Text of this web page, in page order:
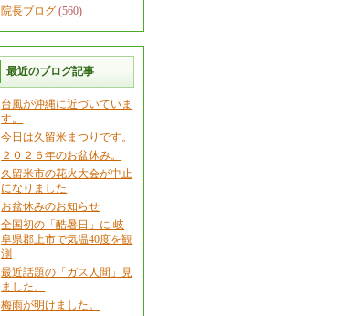
院長ブログ (560)
最近のブログ記事
台風が沖縄に近づいていま
す。
今日は久留米まつりです。
２０２６年のお盆休み。
久留米市の花火大会が中止
になりました
お盆休みのお知らせ
全国初の「酷暑日」に 岐
阜県郡上市で気温40度を観
測
最近話題の「ガス人間」見
ました。
梅雨が明けました。